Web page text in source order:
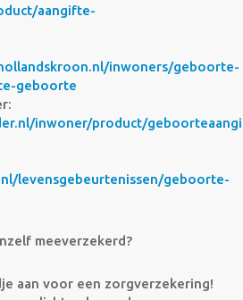
aangifte-
inwoners/geboorte-
geboorte
inwoner/product/
levensgebeurtenissen/geboorte-
meeverzekerd?
aan voor een zorgverzekering!